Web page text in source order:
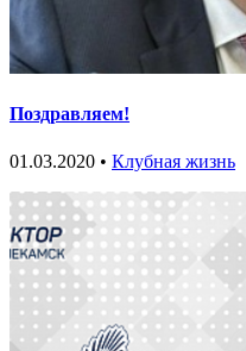
Поздравляем!
01.03.2020 • Клубная жизнь